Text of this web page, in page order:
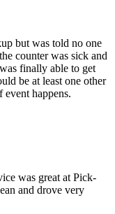
but was told no one
counter was sick and
finally able to get
be at least one other
happens.
was great at Pick-
and drove very